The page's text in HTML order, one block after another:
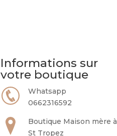
Informations sur
votre boutique
Whatsapp
0662316592
Boutique Maison mère à
St Tropez